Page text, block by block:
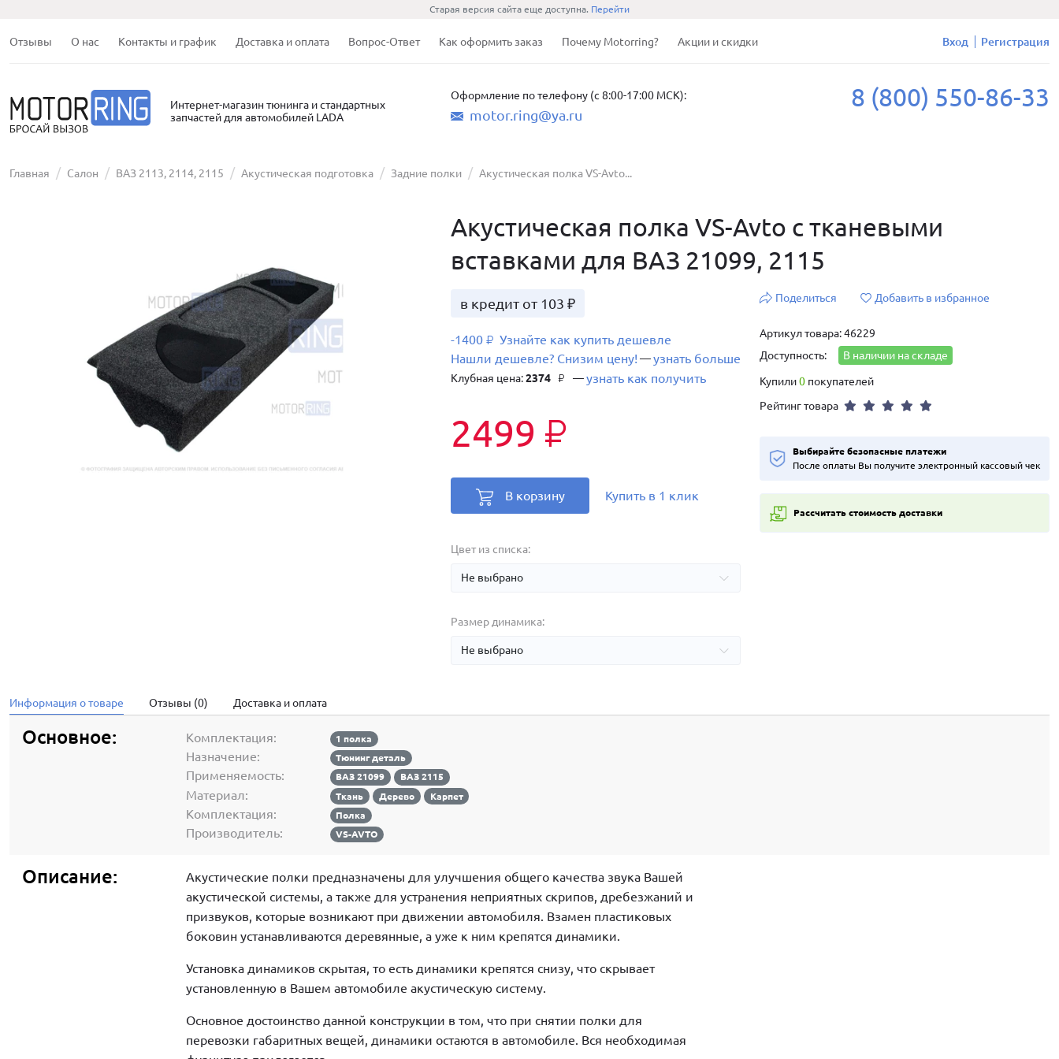
Старая версия сайта еще доступна. Перейти
Отзывы О нас Контакты и график Доставка и оплата Вопрос-Ответ Как оформить заказ Почему Motorring? Акции и скидки Вход Регистрация
Интернет-магазин тюнинга и стандартных
запчастей для автомобилей LADA
Оформление по телефону (с 8:00-17:00 МСК):
motor.ring@ya.ru
8 (800) 550-86-33
Главная Салон ВАЗ 2113, 2114, 2115 Акустическая подготовка Задние полки Акустическая полка VS-Avto...
Акустическая полка VS-Avto с тканевыми
вставками для ВАЗ 21099, 2115
в кредит от 103 ₽
-1400 ₽ Узнайте как купить дешевле
Нашли дешевле? Снизим цену! —узнать больше
Клубная цена:2374 ₽ —узнать как получить
2499 ₽
В корзину Купить в 1 клик
Цвет из списка:
Размер динамика:
Поделиться Добавить в избранное
Артикул товара: 46229
Доступность:
В наличии на складе
Купили0 покупателей
Рейтинг товара
Выбирайте безопасные платежи
После оплаты Вы получите электронный кассовый чек
Рассчитать стоимость доставки
Информация о товаре Отзывы (0) Доставка и оплата
Основное: Комплектация: 1 полка
Назначение: Тюнинг деталь
Применяемость: ВАЗ 21099 ВАЗ 2115
Материал: Ткань Дерево Карпет
Комплектация: Полка
Производитель: VS-AVTO
Описание:
Акустические полки предназначены для улучшения общего качества звука Вашей
акустической системы, а также для устранения неприятных скрипов, дребезжаний и
призвуков, которые возникают при движении автомобиля. Взамен пластиковых
боковин устанавливаются деревянные, а уже к ним крепятся динамики.
Установка динамиков скрытая, то есть динамики крепятся снизу, что скрывает
установленную в Вашем автомобиле акустическую систему.
Основное достоинство данной конструкции в том, что при снятии полки для
перевозки габаритных вещей, динамики остаются в автомобиле. Вся необходимая